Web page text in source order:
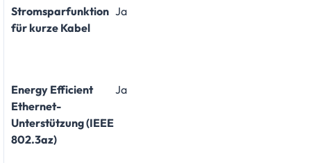
Stromsparfunktion
für kurze Kabel
Ja
Energy Efficient
Ethernet-
Unterstützung (IEEE
802.3az)
Ja